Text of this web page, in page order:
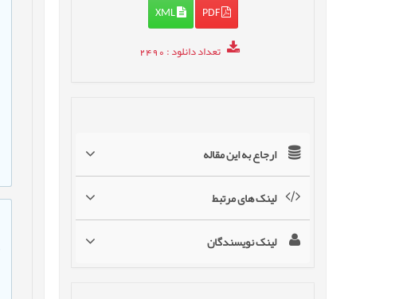
PDF
XML
تعداد دانلود: 2490
ارجاع به این مقاله
لینک های مرتبط
لینک نویسندگان